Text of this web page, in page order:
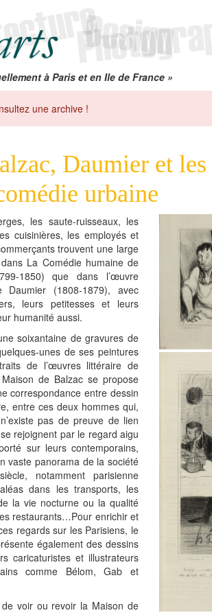
à Paris et en Ile de France »
une archive !
Daumier et
urbaine
les saute-ruisseaux, les
cuisinières, les employés et
trouvent une large
La Comédie humaine de
1850) que dans l’œuvre
Daumier (1808-1879), avec
leurs petitesses et leurs
humanité aussi.
soixantaine de gravures de
unes de ses peintures
de l’œuvres littéraire de
de Balzac se propose
correspondance entre dessin
entre ces deux hommes qui,
pas de preuve de lien
rejoignent par le regard aigu
sur leurs contemporains,
vaste panorama de la société
notamment parisienne
dans les transports, les
la vie nocturne ou la qualité
restaurants…Pour enrichir et
regards sur les Parisiens, le
également des dessins
caricaturistes et illustrateurs
comme Bélom, Gab et
de voir ou revoir la Maison de